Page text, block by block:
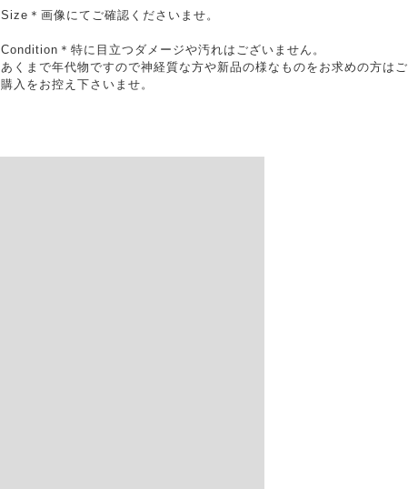
Size＊画像にてご確認くださいませ。
Condition＊特に目立つダメージや汚れはございません。
あくまで年代物ですので神経質な方や新品の様なものをお求めの方はご
購入をお控え下さいませ。